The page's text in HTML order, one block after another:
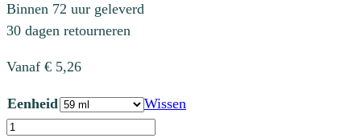
Binnen 72 uur geleverd
30 dagen retourneren
Vanaf € 5,26
Eenheid
Wissen
SC